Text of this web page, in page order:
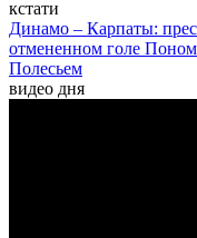
кстати
Динамо – Карпаты:
отмененном голе
Полесьем
видео дня